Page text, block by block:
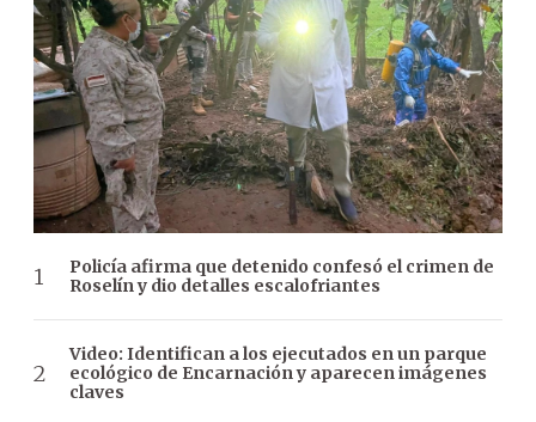
Policía afirma que detenido confesó el crimen de
Roselín y dio detalles escalofriantes
Video: Identifican a los ejecutados en un parque
ecológico de Encarnación y aparecen imágenes
claves